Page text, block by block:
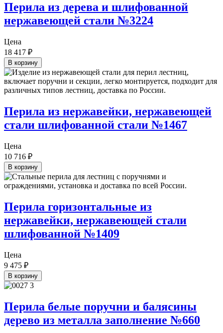
Перила из дерева и шлифованной
нержавеющей стали №3224
Цена
18 417 ₽
В корзину
Перила из нержавейки, нержавеющей
стали шлифованной стали №1467
Цена
10 716 ₽
В корзину
Перила горизонтальные из
нержавейки, нержавеющей стали
шлифованной №1409
Цена
9 475 ₽
В корзину
Перила белые поручни и балясины
дерево из металла заполнение №660